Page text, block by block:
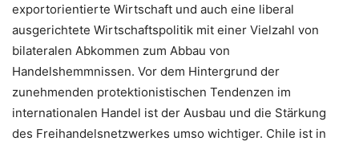
exportorientierte Wirtschaft und auch eine liberal
ausgerichtete Wirtschaftspolitik mit einer Vielzahl von
bilateralen Abkommen zum Abbau von
Handelshemmnissen. Vor dem Hintergrund der
zunehmenden protektionistischen Tendenzen im
internationalen Handel ist der Ausbau und die Stärkung
des Freihandelsnetzwerkes umso wichtiger. Chile ist in